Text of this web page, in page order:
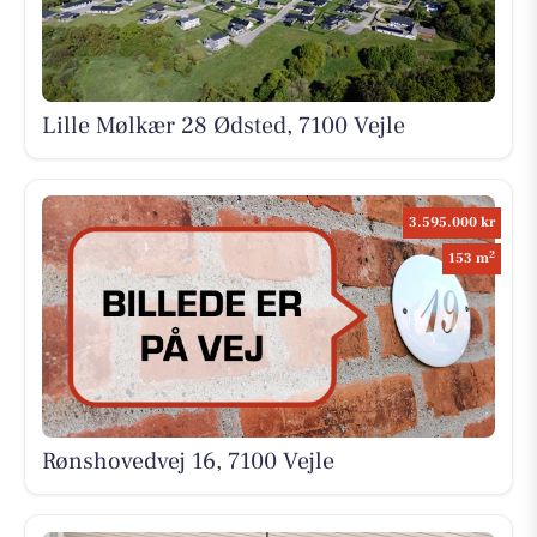
Lille Mølkær 28 Ødsted, 7100 Vejle
3.595.000 kr
153 m2
Rønshovedvej 16, 7100 Vejle